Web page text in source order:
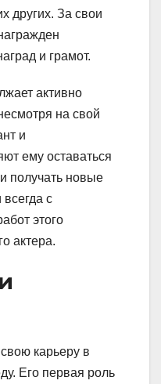
других. За свои
и грамот.
активно
на свой
и
ему оставаться
получать новые
с
этого
актера.
карьеру в
Его первая роль